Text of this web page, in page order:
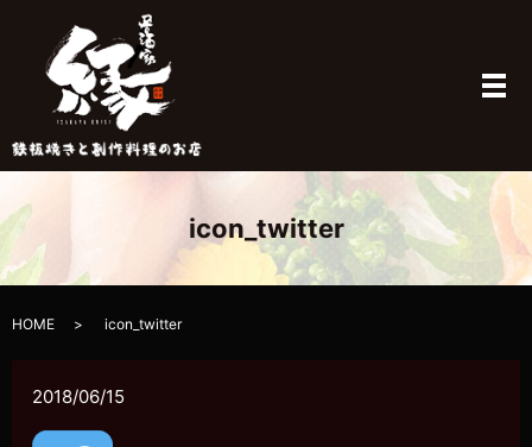
メ
icon_twitter
HOME icon_twitter
2018/06/15